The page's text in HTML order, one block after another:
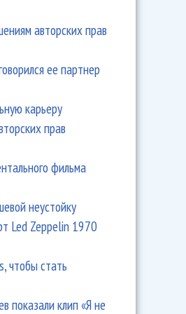
авторских прав
ее партнер
карьеру
прав
фильма
неустойку
Led Zeppelin 1970
чтобы стать
показали клип «Я не